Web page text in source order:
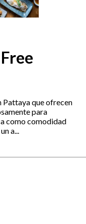
Pattaya que ofrecen
para
como comodidad
a...